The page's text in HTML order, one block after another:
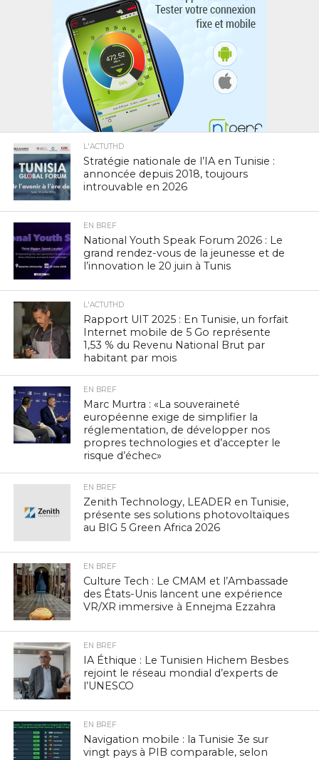
L'ACTUTHD
Stratégie nationale de l’IA en Tunisie :
annoncée depuis 2018, toujours
introuvable en 2026
EN BREF
National Youth Speak Forum 2026 : Le
grand rendez-vous de la jeunesse et de
l’innovation le 20 juin à Tunis
L'ACTUTHD
Rapport UIT 2025 : En Tunisie, un forfait
Internet mobile de 5 Go représente
1,53 % du Revenu National Brut par
habitant par mois
EN BREF
Marc Murtra : «La souveraineté
européenne exige de simplifier la
réglementation, de développer nos
propres technologies et d’accepter le
risque d’échec»
EN BREF
Zenith Technology, LEADER en Tunisie,
présente ses solutions photovoltaïques
au BIG 5 Green Africa 2026
EN BREF
Culture Tech : Le CMAM et l’Ambassade
des États-Unis lancent une expérience
VR/XR immersive à Ennejma Ezzahra
EN BREF
IA Éthique : Le Tunisien Hichem Besbes
rejoint le réseau mondial d’experts de
l’UNESCO
EN BREF
Navigation mobile : la Tunisie 3e sur
vingt pays à PIB comparable, selon